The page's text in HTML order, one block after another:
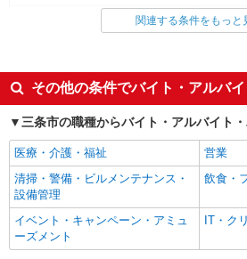
ファストフード・デリ 調理・
未経験歓迎
大学生
ミドル（40代～）活躍中
週2～3
短時間勤務（1日4h以内）OK
深夜
車通勤OK
扶養内
交通費支給
社会保
まかない・食事補助
社員登
関連する条件をもっと
その他の条件でバイト・アルバ
三条市の職種からバイト・アルバイト
医療・介護・福祉
営業
清掃・警備・ビルメンテナンス・
設備管理
飲食・
イベント・キャンペーン・アミュ
ーズメント
IT・ク